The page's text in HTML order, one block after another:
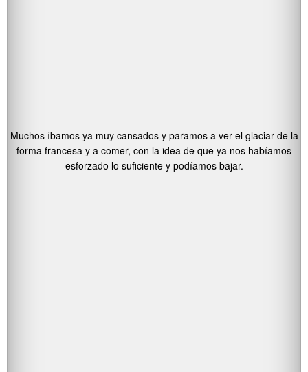
Muchos íbamos ya muy cansados y paramos a ver el glaciar de la
forma francesa y a comer, con la idea de que ya nos habíamos
esforzado lo suficiente y podíamos bajar.